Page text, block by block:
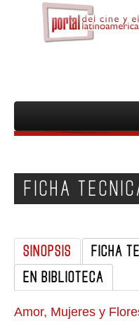
INICIO
PELICULAS
DOCUMENTALES
MUJERES
AUDIOVISUAL
FICHA
SINOPSIS FICHA
EN BIBLIOTECA
Amor, Mujeres y